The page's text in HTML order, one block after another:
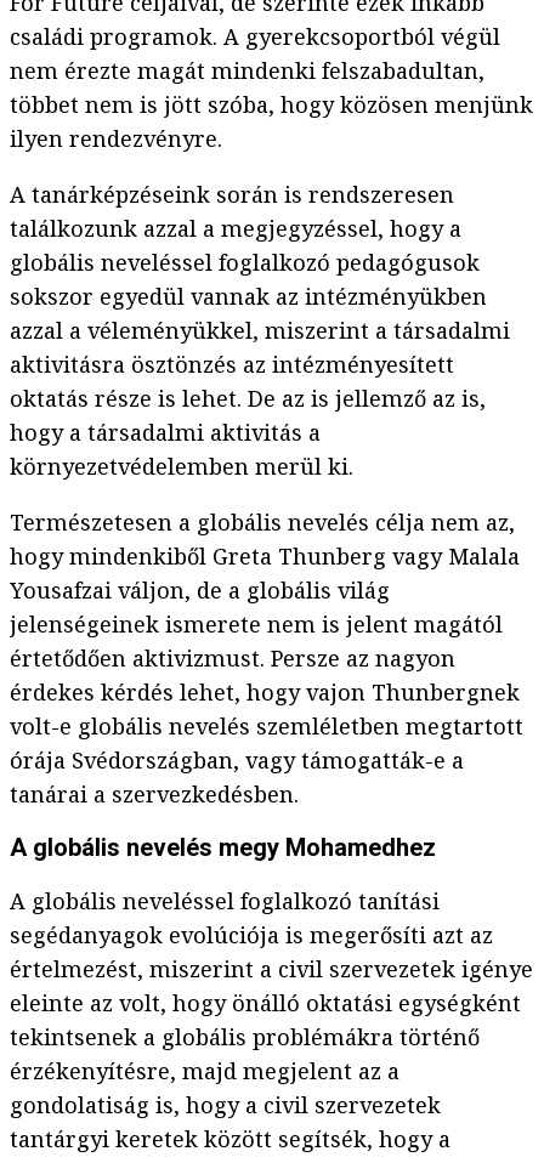
családi programok. A gyerekcsoportból végül
nem érezte magát mindenki felszabadultan,
többet nem is jött szóba, hogy közösen menjünk
ilyen rendezvényre.
A tanárképzéseink során is rendszeresen
találkozunk azzal a megjegyzéssel, hogy a
globális neveléssel foglalkozó pedagógusok
sokszor egyedül vannak az intézményükben
azzal a véleményükkel, miszerint a társadalmi
aktivitásra ösztönzés az intézményesített
oktatás része is lehet. De az is jellemző az is,
hogy a társadalmi aktivitás a
környezetvédelemben merül ki.
Természetesen a globális nevelés célja nem az,
hogy mindenkiből Greta Thunberg vagy Malala
Yousafzai váljon, de a globális világ
jelenségeinek ismerete nem is jelent magától
értetődően aktivizmust. Persze az nagyon
érdekes kérdés lehet, hogy vajon Thunbergnek
volt-e globális nevelés szemléletben megtartott
órája Svédországban, vagy támogatták-e a
tanárai a szervezkedésben.
A globális nevelés megy Mohamedhez
A globális neveléssel foglalkozó tanítási
segédanyagok evolúciója is megerősíti azt az
értelmezést, miszerint a civil szervezetek igénye
eleinte az volt, hogy önálló oktatási egységként
tekintsenek a globális problémákra történő
érzékenyítésre, majd megjelent az a
gondolatiság is, hogy a civil szervezetek
tantárgyi keretek között segítsék, hogy a